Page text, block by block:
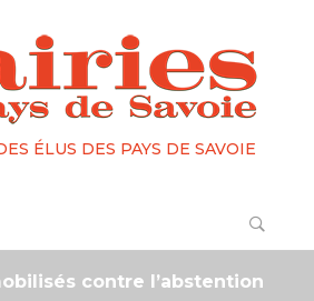
ÉLUS DES PAYS DE SAVOIE
contre l’abstention